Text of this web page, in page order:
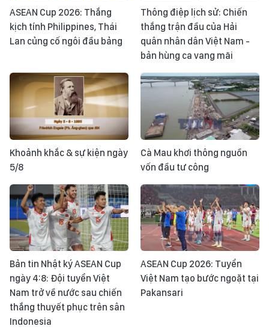
ASEAN Cup 2026: Thắng
kịch tính Philippines, Thái
Lan củng cố ngôi đầu bảng
Thông điệp lịch sử: Chiến
thắng trận đầu của Hải
quân nhân dân Việt Nam -
bản hùng ca vang mãi
Khoảnh khắc & sự kiện ngày
5/8
Cà Mau khơi thông nguồn
vốn đầu tư công
Bản tin Nhật ký ASEAN Cup
ngày 4:8: Đội tuyển Việt
Nam trở về nước sau chiến
thắng thuyết phục trên sân
Indonesia
ASEAN Cup 2026: Tuyển
Việt Nam tạo bước ngoặt tại
Pakansari